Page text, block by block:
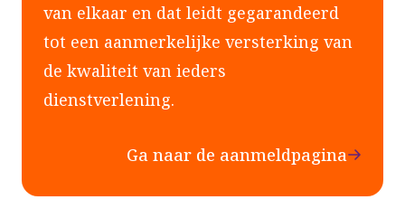
van elkaar en dat leidt gegarandeerd
tot een aanmerkelijke versterking van
de kwaliteit van ieders
dienstverlening.
Ga naar de aanmeldpagina